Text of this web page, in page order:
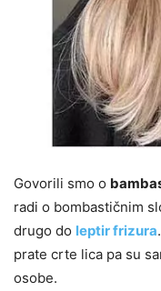
Govorili smo o
radi o bombastičnim
drugo do leptir frizura
prate crte lica pa su
osobe.